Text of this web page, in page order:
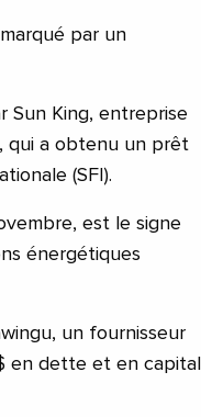
par un
Sun King, entreprise
qui a obtenu un prêt
(SFI).
est le signe
énergétiques
un fournisseur
en dette et en capital